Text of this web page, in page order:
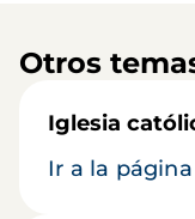
Otros
Iglesia
Ir a la